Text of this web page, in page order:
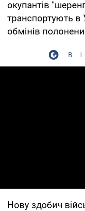
окупантів
транспортують в
обмінів
Нову здобич